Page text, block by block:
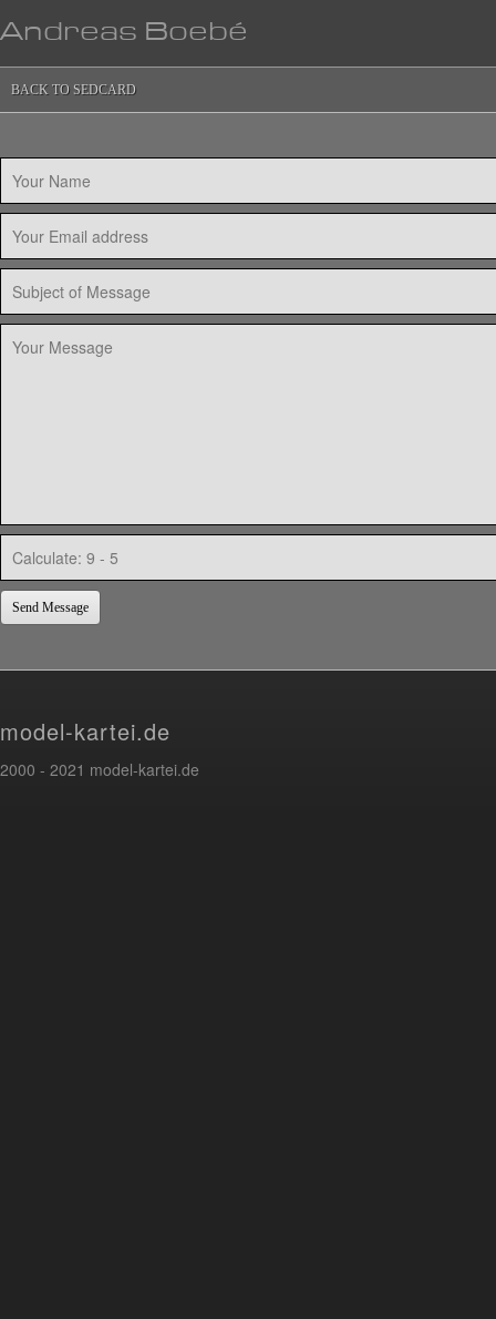
Andreas Boebé
BACK TO SEDCARD
Send Message
model-kartei.de
2000 - 2021 model-kartei.de